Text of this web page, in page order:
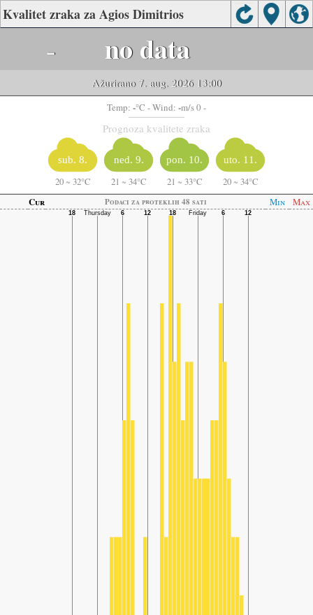
Kvalitet zraka za Agios Dimitrios
- no data
Ažurirano 7. aug. 2026 13:00
Temp: -°C - Wind: -m/s 0 -
Prognoza kvalitete zraka
sub. 8.
20 ~ 32°C
ned. 9.
21 ~ 34°C
pon. 10.
21 ~ 33°C
uto. 11.
20 ~ 34°C
Cur
Podaci za proteklih 48 sati Min Max